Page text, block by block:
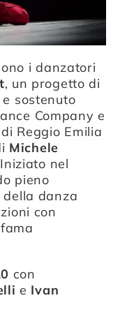
i danzatori
, un progetto di
sostenuto
Company e
Reggio Emilia
Michele
nel
pieno
della danza
con
con
e Ivan